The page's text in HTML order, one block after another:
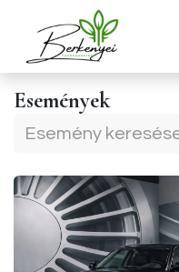
Események